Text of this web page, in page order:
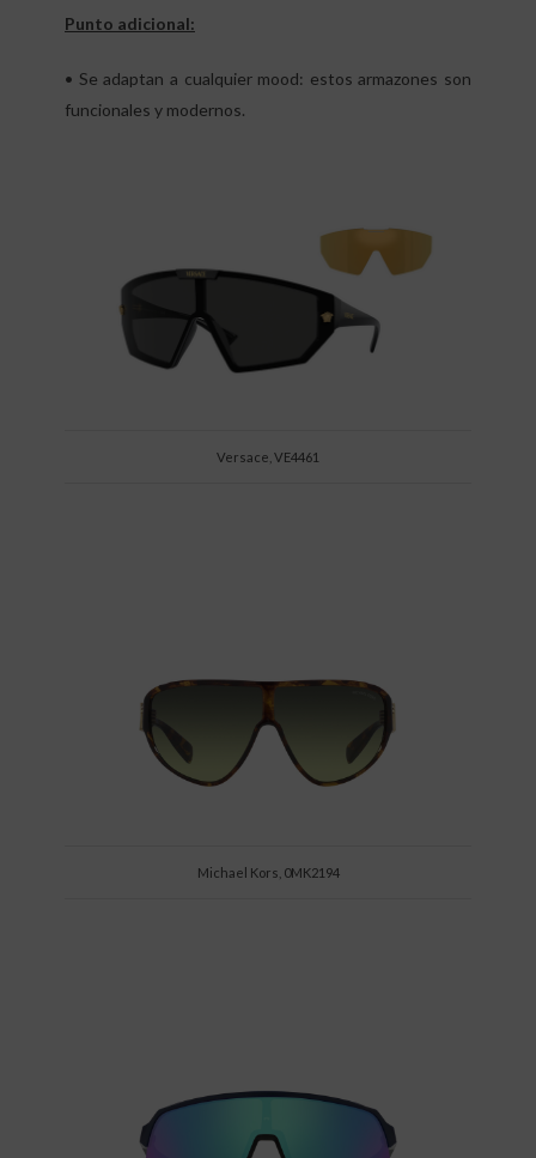
Punto adicional:
• Se adaptan a cualquier mood: estos armazones son
funcionales y modernos.
Versace, VE4461
Michael Kors, 0MK2194